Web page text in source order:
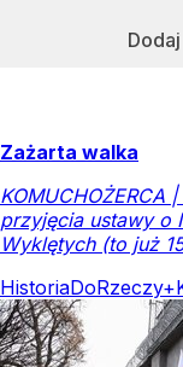
Zażarta walka
przyjęcia ustawy o
Wyklętych (to już
HistoriaDoRzeczy+